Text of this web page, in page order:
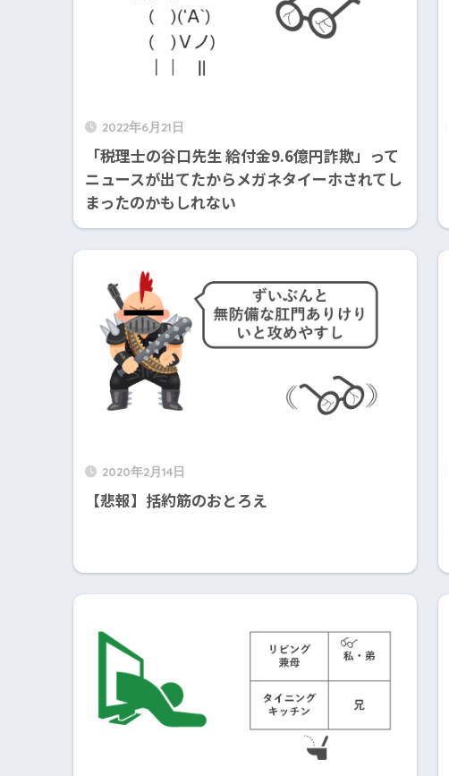
2022年6月21日
「税理士の谷口先生 給付金9.6億円詐欺」って
ニュースが出てたからメガネタイーホされてし
まったのかもしれない
2020年2月14日
【悲報】括約筋のおとろえ